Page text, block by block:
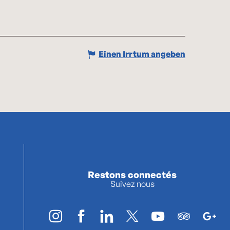
Einen Irrtum angeben
Restons connectés
Suivez nous